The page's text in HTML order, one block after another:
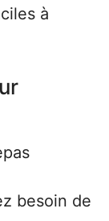
à
besoin de